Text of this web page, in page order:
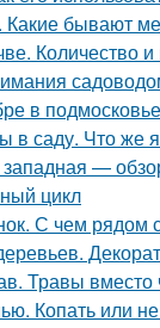
бывают
Количество
в
в саду. Что же
—
цикл
С чем рядом
Травы
Копать или